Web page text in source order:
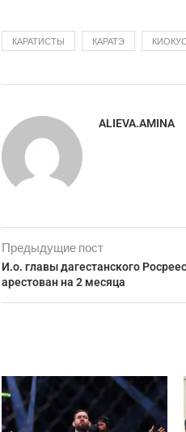
КАРАТИСТЫ КАРАТЭ
ALIEVA.AMINA
Предыдущие пост
И.о. главы дагестанского
арестован на 2 месяца